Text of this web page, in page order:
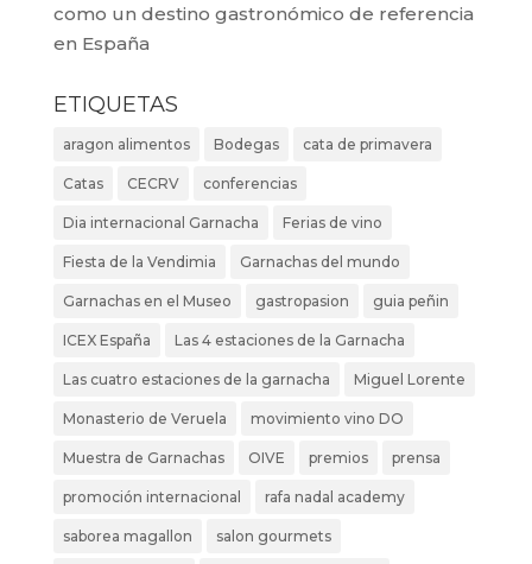
como un destino gastronómico de referencia
en España
ETIQUETAS
aragon alimentos Bodegas cata de primavera
Catas CECRV conferencias
Dia internacional Garnacha Ferias de vino
Fiesta de la Vendimia Garnachas del mundo
Garnachas en el Museo gastropasion guia peñin
ICEX España Las 4 estaciones de la Garnacha
Las cuatro estaciones de la garnacha Miguel Lorente
Monasterio de Veruela movimiento vino DO
Muestra de Garnachas OIVE premios prensa
promoción internacional rafa nadal academy
saborea magallon salon gourmets